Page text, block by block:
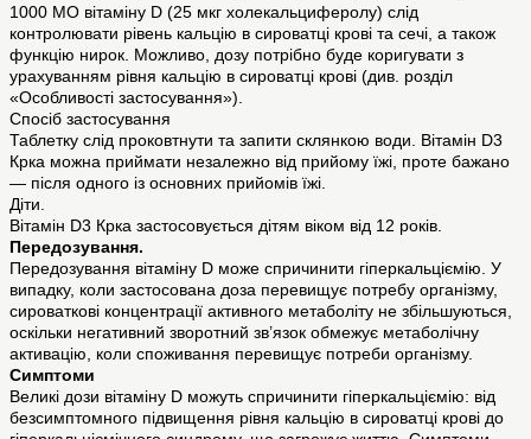
1000 МО вітаміну D (25 мкг холекальциферолу) слід
контролювати рівень кальцію в сироватці крові та сечі, а також
функцію нирок. Можливо, дозу потрібно буде коригувати з
урахуванням рівня кальцію в сироватці крові (див. розділ
«Особливості застосування»).
Спосіб застосування
Таблетку слід проковтнути та запити склянкою води. Вітамін D3
Крка можна приймати незалежно від прийому їжі, проте бажано
— після одного із основних прийомів їжі.
Діти.
Вітамін D3 Крка застосовується дітям віком від 12 років.
Передозування.
Передозування вітаміну D може спричинити гіперкальціємію. У
випадку, коли застосована доза перевищує потребу організму,
сироваткові концентрації активного метаболіту не збільшуються,
оскільки негативний зворотний зв’язок обмежує метаболічну
активацію, коли споживання перевищує потреби організму.
Симптоми
Великі дози вітаміну D можуть спричинити гіперкальціємію: від
безсимптомного підвищення рівня кальцію в сироватці крові до